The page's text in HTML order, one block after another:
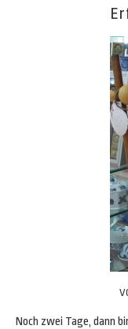
Noch zwei Tage, dann